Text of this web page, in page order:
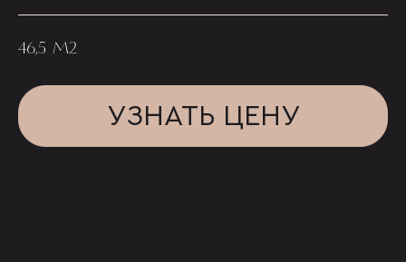
46,5 М2
УЗНАТЬ ЦЕНУ